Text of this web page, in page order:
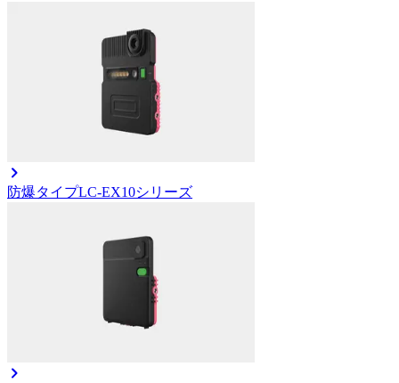
防爆タイプLC-EX10シリーズ